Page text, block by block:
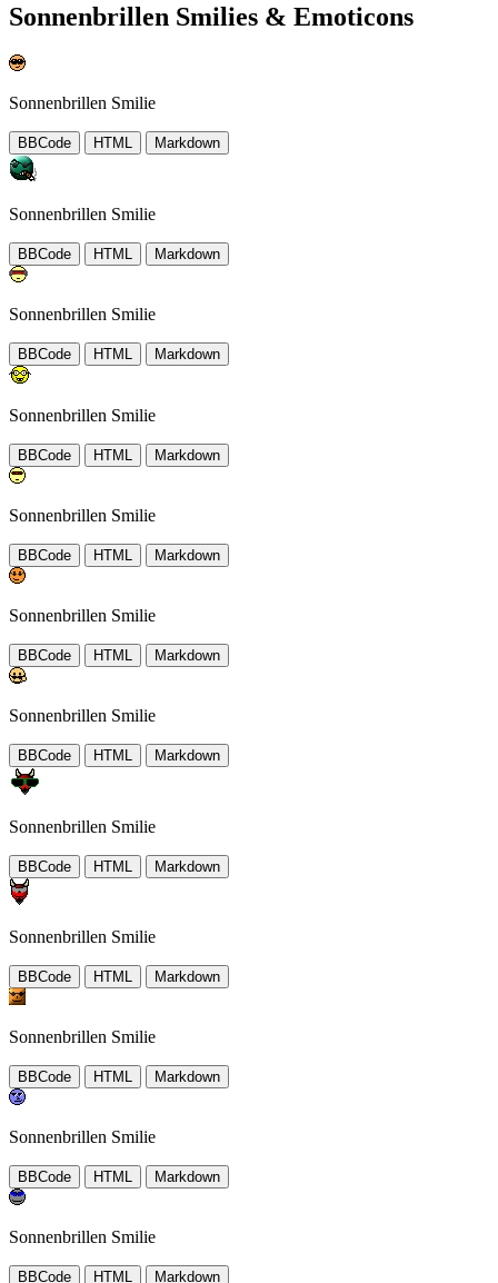
Sonnenbrillen Smilies & Emoticons
Sonnenbrillen Smilie
BBCode HTML Markdown
Sonnenbrillen Smilie
BBCode HTML Markdown
Sonnenbrillen Smilie
BBCode HTML Markdown
Sonnenbrillen Smilie
BBCode HTML Markdown
Sonnenbrillen Smilie
BBCode HTML Markdown
Sonnenbrillen Smilie
BBCode HTML Markdown
Sonnenbrillen Smilie
BBCode HTML Markdown
Sonnenbrillen Smilie
BBCode HTML Markdown
Sonnenbrillen Smilie
BBCode HTML Markdown
Sonnenbrillen Smilie
BBCode HTML Markdown
Sonnenbrillen Smilie
BBCode HTML Markdown
Sonnenbrillen Smilie
BBCode HTML Markdown